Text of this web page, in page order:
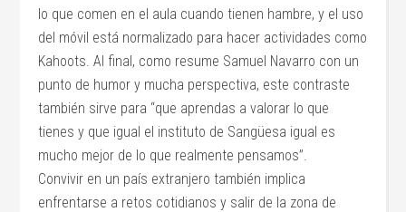
lo que comen en el aula cuando tienen hambre, y el uso
del móvil está normalizado para hacer actividades como
Kahoots. Al final, como resume Samuel Navarro con un
punto de humor y mucha perspectiva, este contraste
también sirve para “que aprendas a valorar lo que
tienes y que igual el instituto de Sangüesa igual es
mucho mejor de lo que realmente pensamos”.
Convivir en un país extranjero también implica
enfrentarse a retos cotidianos y salir de la zona de